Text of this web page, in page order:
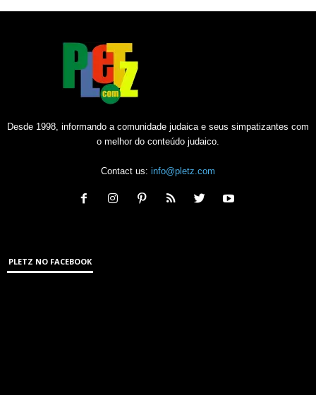
Desde 1998, informando a comunidade judaica e seus simpatizantes com
o melhor do conteúdo judaico.
Contact us: info@pletz.com
PLETZ NO FACEBOOK